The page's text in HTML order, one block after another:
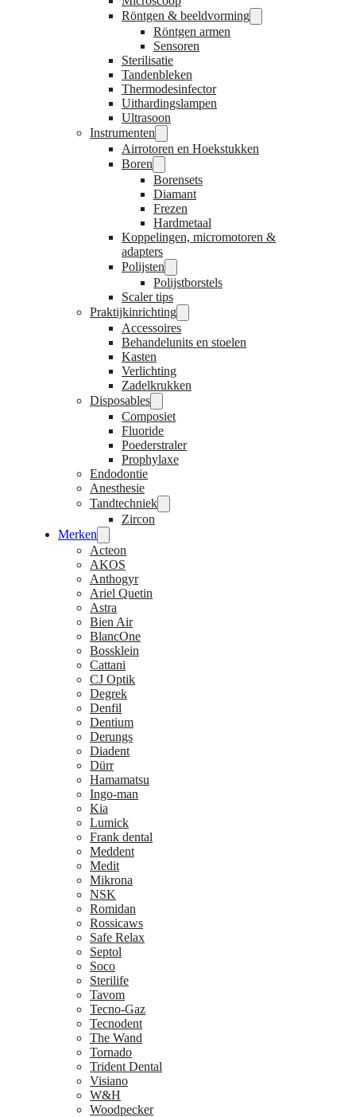
Röntgen & beeldvorming
Röntgen armen
Sensoren
Sterilisatie
Tandenbleken
Thermodesinfector
Uithardingslampen
Ultrasoon
Instrumenten
Airrotoren en Hoekstukken
Boren
Borensets
Diamant
Frezen
Hardmetaal
Koppelingen, micromotoren &
adapters
Polijsten
Polijstborstels
Scaler tips
Praktijkinrichting
Accessoires
Behandelunits en stoelen
Kasten
Verlichting
Zadelkrukken
Disposables
Composiet
Fluoride
Poederstraler
Prophylaxe
Endodontie
Anesthesie
Tandtechniek
Zircon
Merken
Acteon
AKOS
Anthogyr
Ariel Quetin
Astra
Bien Air
BlancOne
Bossklein
Cattani
CJ Optik
Degrek
Denfil
Dentium
Derungs
Diadent
Dürr
Hamamatsu
Ingo-man
Kia
Lumick
Frank dental
Meddent
Medit
Mikrona
NSK
Romidan
Rossicaws
Safe Relax
Septol
Soco
Sterilife
Tavom
Tecno-Gaz
Tecnodent
The Wand
Tornado
Trident Dental
Visiano
W&H
Woodpecker